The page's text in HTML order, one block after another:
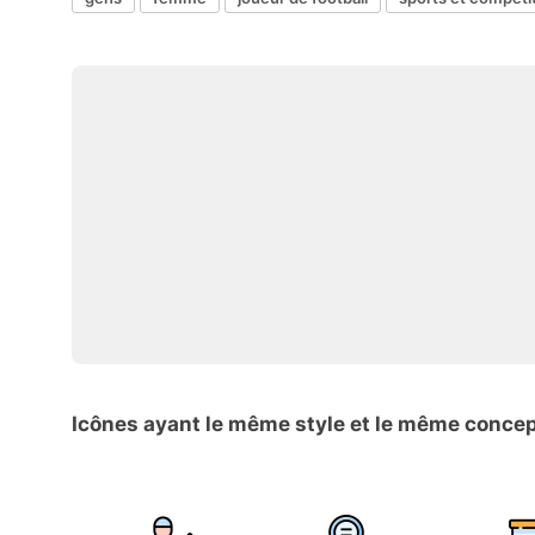
Icônes ayant le même style et le même